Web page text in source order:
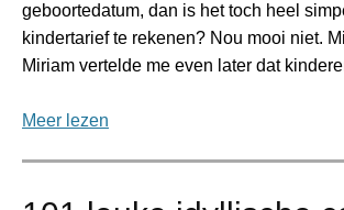
geboortedatum, dan is het toch heel
kindertarief te rekenen? Nou mooi niet.
Miriam vertelde me even later dat
Meer lezen